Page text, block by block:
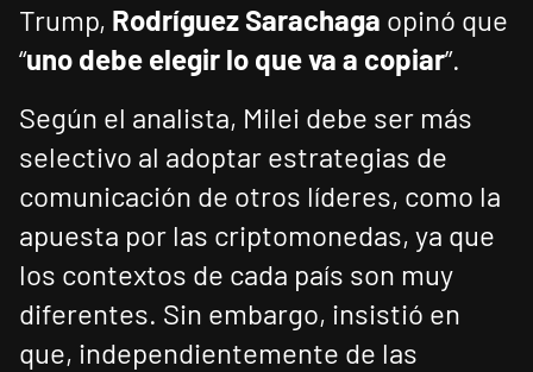
Trump, Rodríguez Sarachaga opinó que
“uno debe elegir lo que va a copiar”.
Según el analista, Milei debe ser más
selectivo al adoptar estrategias de
comunicación de otros líderes, como la
apuesta por las criptomonedas, ya que
los contextos de cada país son muy
diferentes. Sin embargo, insistió en
que, independientemente de las